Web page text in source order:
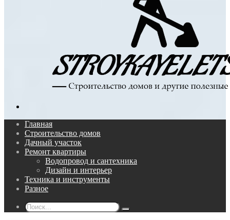
Главная
Строительство домов
Дачный участок
Ремонт квартиры
Водопровод и сантехника
Дизайн и интерьер
Техника и инструменты
Разное
Поиск...